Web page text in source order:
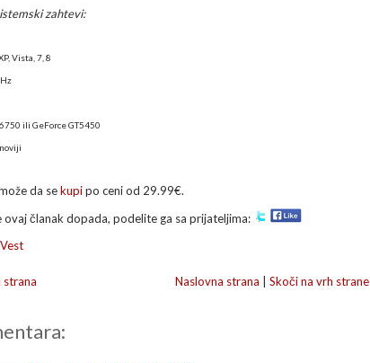
zahtevi:
Vista, 7, 8
ili GeForce GT5450
da sekupipo ceni od 29.99€.
ovaj članak dopada, podelite ga sa prijateljima:
Vest
strana Naslovna strana Skoči na vrh strane